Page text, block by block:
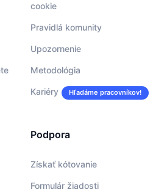
cookie
Pravidlá komunity
Upozornenie
Metodológia
Kariéry Hľadáme pracovníkov!
Podpora
Získať kótovanie
Formulár žiadosti